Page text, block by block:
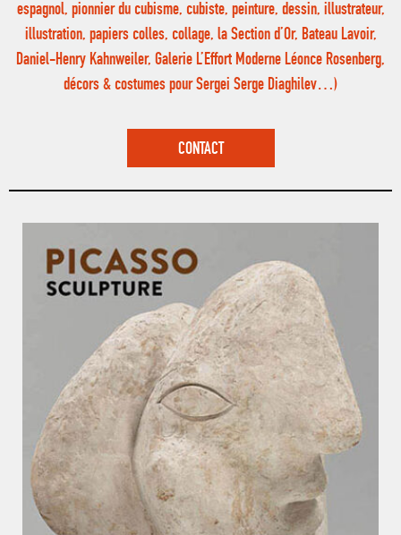
espagnol, pionnier du cubisme, cubiste, peinture, dessin, illustrateur,
illustration, papiers colles, collage, la Section d’Or, Bateau Lavoir,
Daniel-Henry Kahnweiler, Galerie L’Effort Moderne Léonce Rosenberg,
décors & costumes pour Sergei Serge Diaghilev…)
CONTACT